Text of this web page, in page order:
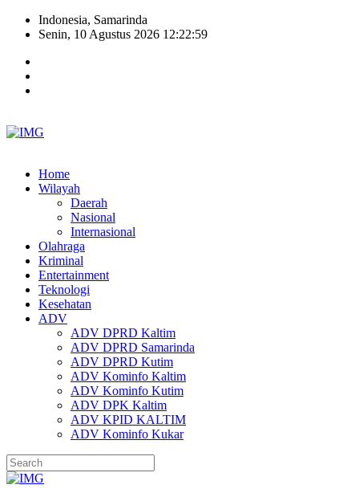
Indonesia, Samarinda
Senin, 10 Agustus 2026 12:23:00
Home
Wilayah
Daerah
Nasional
Internasional
Olahraga
Kriminal
Entertainment
Teknologi
Kesehatan
ADV
ADV DPRD Kaltim
ADV DPRD Samarinda
ADV DPRD Kutim
ADV Kominfo Kaltim
ADV Kominfo Kutim
ADV DPK Kaltim
ADV KPID KALTIM
ADV Kominfo Kukar